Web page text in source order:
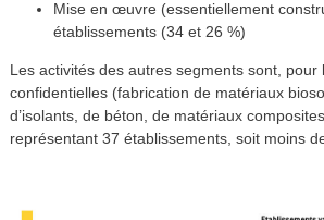
Mise en œuvre (essentiellement
établissements (34 et 26 %)
Les activités des autres segments sont, pour
confidentielles (fabrication de matériaux
d’isolants, de béton, de matériaux
représentant 37 établissements, soit moins